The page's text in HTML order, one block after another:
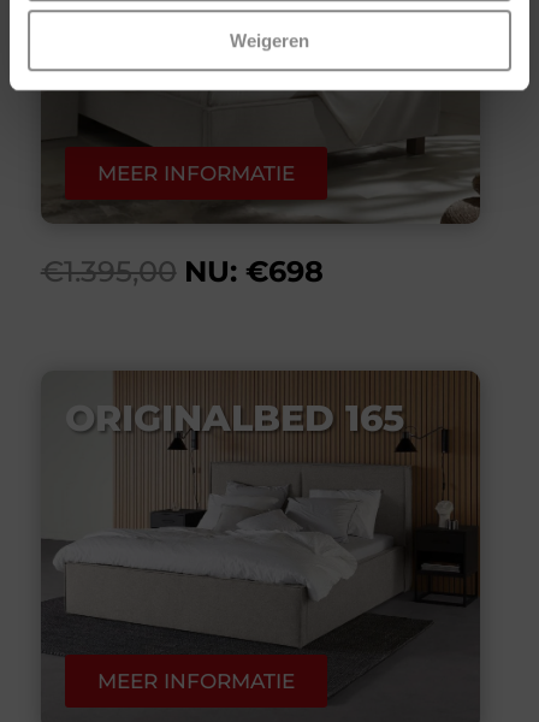
Weigeren
MEER INFORMATIE
€1.395,00 NU: €698
ORIGINALBED 165
MEER INFORMATIE